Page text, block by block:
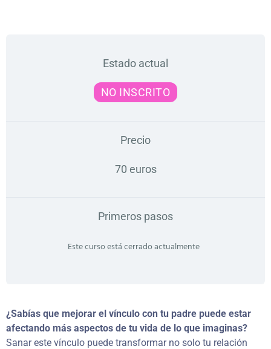
Estado actual
NO INSCRITO
Precio
70 euros
Primeros pasos
Este curso está cerrado actualmente
¿Sabías que mejorar el vínculo con tu padre puede estar
afectando más aspectos de tu vida de lo que imaginas?
Sanar este vínculo puede transformar no solo tu relación